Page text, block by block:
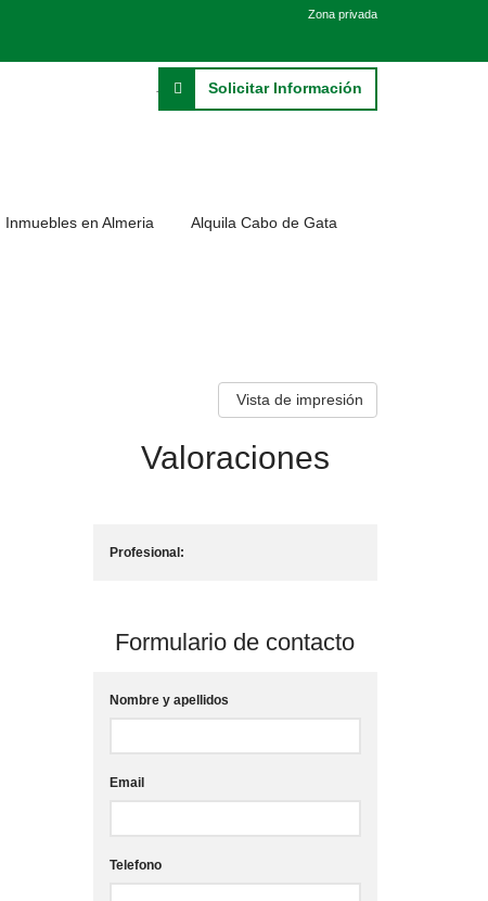
Zona privada
Solicitar Información
Inmuebles en Almeria Alquila Cabo de Gata
Vista de impresión
Valoraciones
Profesional:
Formulario de contacto
Nombre y apellidos
Email
Telefono